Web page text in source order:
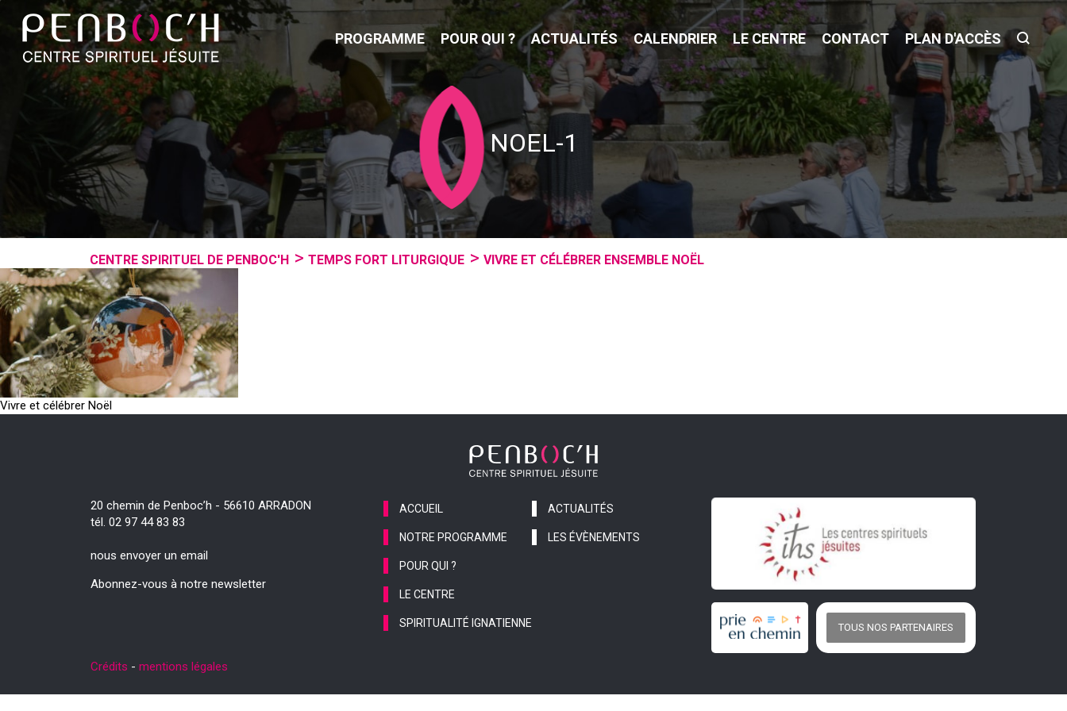
PROGRAMME POUR QUI ? ACTUALITÉS CALENDRIER LE CENTRE CONTACT PLAN D'ACCÈS
NOEL-1
CENTRE SPIRITUEL DE PENBOC'H TEMPS FORT LITURGIQUE VIVRE ET CÉLÉBRER ENSEMBLE NOËL
Vivre et célébrer Noël
20 chemin de Penboc’h - 56610 ARRADON
tél. 02 97 44 83 83
nous envoyer un email
Abonnez-vous à notre newsletter
ACCUEIL
NOTRE PROGRAMME
POUR QUI ?
LE CENTRE
SPIRITUALITÉ IGNATIENNE
ACTUALITÉS
LES ÉVÈNEMENTS
TOUS NOS PARTENAIRES
Crédits -mentions légales